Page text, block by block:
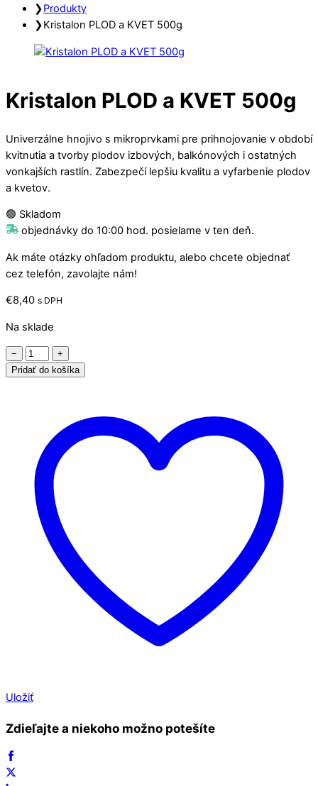
Menu
Cart
❯Produkty
❯Kristalon PLOD a KVET 500g
Kristalon PLOD a KVET 500g
Univerzálne hnojivo s mikroprvkami pre prihnojovanie v období
kvitnutia a tvorby plodov izbových, balkónových i ostatných
vonkajších rastlín. Zabezpečí lepšiu kvalitu a vyfarbenie plodov
a kvetov.
🟢 Skladom
objednávky do 10:00 hod. posielame v ten deň.
Ak máte otázky ohľadom produktu, alebo chcete objednať
cez telefón, zavolajte nám!
€8,40 s DPH
Na sklade
−
množstvo
Kristalon
+
Pridať do košíka
Uložiť
Zdieľajte a niekoho možno potešíte